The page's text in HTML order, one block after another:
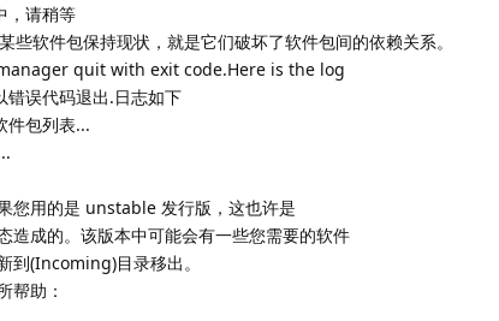
，请稍等
些软件包保持现状，就是它们破坏了软件包间的依赖关系。
quit with exit code.Here is the log
误代码退出.日志如下
包列表...
您用的是 unstable 发行版，这也许是
造成的。该版本中可能会有一些您需要的软件
到(Incoming)目录移出。
帮助：